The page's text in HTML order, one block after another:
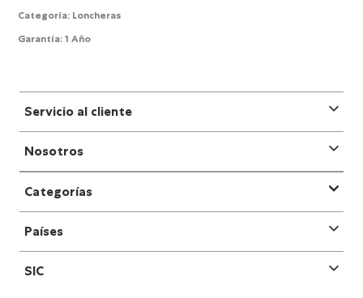
Categoría: Loncheras
Garantía:1 Año
Servicio al cliente
Nosotros
Categorías
Países
SIC